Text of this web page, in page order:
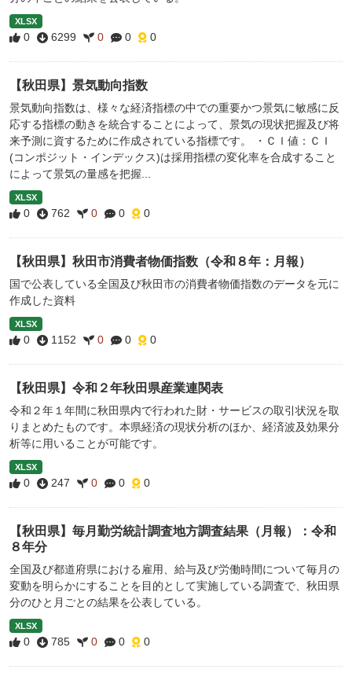
XLSX
0 6299 0 0 0
【秋田県】景気動向指数
景気動向指数は、様々な経済指標の中での重要かつ景気に敏感に反
応する指標の動きを統合することによって、景気の現状把握及び将
来予測に資するために作成されている指標です。 ・ＣＩ値：ＣＩ
(コンポジット・インデックス)は採用指標の変化率を合成すること
によって景気の量感を把握...
XLSX
0 762 0 0 0
【秋田県】秋田市消費者物価指数（令和８年：月報）
国で公表している全国及び秋田市の消費者物価指数のデータを元に
作成した資料
XLSX
0 1152 0 0 0
【秋田県】令和２年秋田県産業連関表
令和２年１年間に秋田県内で行われた財・サービスの取引状況を取
りまとめたものです。本県経済の現状分析のほか、経済波及効果分
析等に用いることが可能です。
XLSX
0 247 0 0 0
【秋田県】毎月勤労統計調査地方調査結果（月報）：令和
８年分
全国及び都道府県における雇用、給与及び労働時間について毎月の
変動を明らかにすることを目的として実施している調査で、秋田県
分のひと月ごとの結果を公表している。
XLSX
0 785 0 0 0